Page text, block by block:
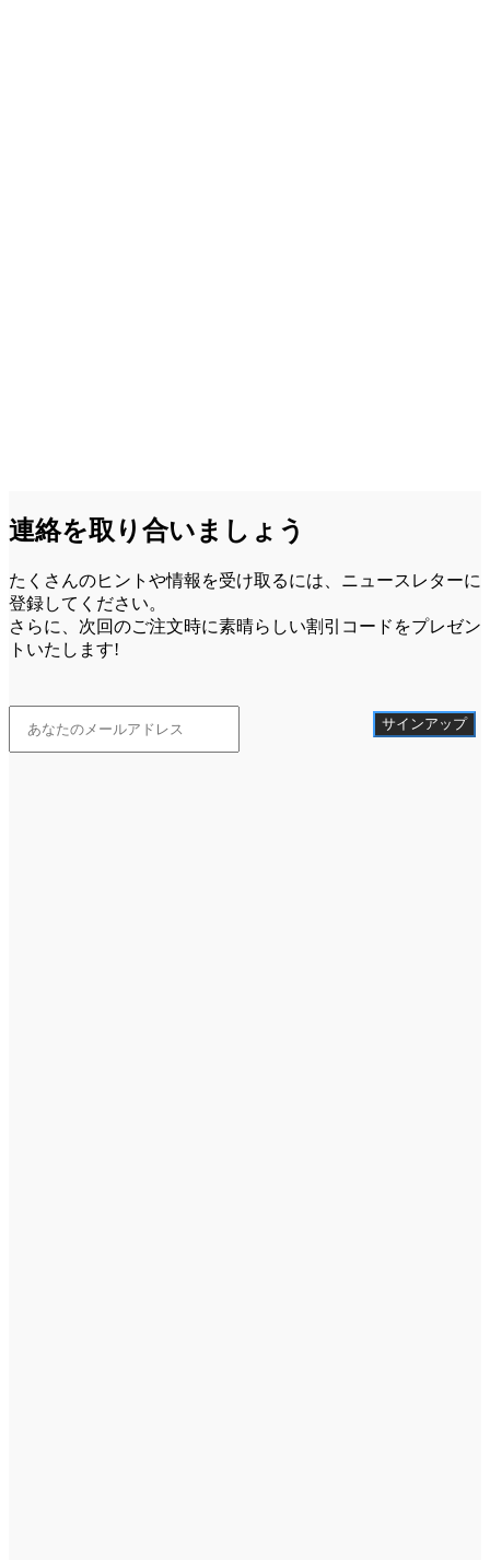
連絡を取り合いましょう
たくさんのヒントや情報を受け取るには、ニュースレターに
登録してください。
さらに、次回のご注文時に素晴らしい割引コードをプレゼン
トいたします!
サインアップ